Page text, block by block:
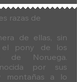
razas de
de ellas, sin
el pony de los
de Noruega.
por sus
montañas a lo